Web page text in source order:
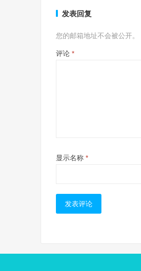
发表回复
您的邮箱地址不会被公开。
评论 *
显示名称 *